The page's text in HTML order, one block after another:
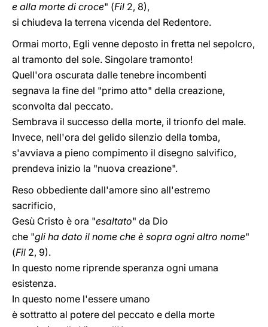
e alla morte di croce" (Fil 2, 8),
si chiudeva la terrena vicenda del Redentore.
Ormai morto, Egli venne deposto in fretta nel sepolcro,
al tramonto del sole. Singolare tramonto!
Quell'ora oscurata dalle tenebre incombenti
segnava la fine del "primo atto" della creazione,
sconvolta dal peccato.
Sembrava il successo della morte, il trionfo del male.
Invece, nell'ora del gelido silenzio della tomba,
s'avviava a pieno compimento il disegno salvifico,
prendeva inizio la "nuova creazione".
Reso obbediente dall'amore sino all'estremo
sacrificio,
Gesù Cristo è ora "esaltato" da Dio
che "gli ha dato il nome che è sopra ogni altro nome"
(Fil 2, 9).
In questo nome riprende speranza ogni umana
esistenza.
In questo nome l'essere umano
è sottratto al potere del peccato e della morte